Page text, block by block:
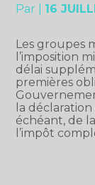
Par 16
Les groupes
l’imposition
délai
premières
la
échéant, de
l’impôt